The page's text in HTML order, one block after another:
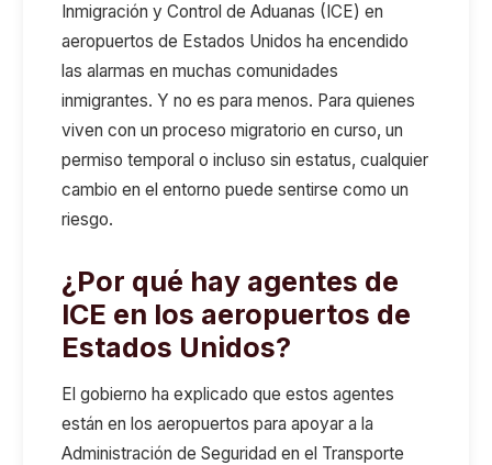
Inmigración y Control de Aduanas (ICE) en
aeropuertos de Estados Unidos ha encendido
las alarmas en muchas comunidades
inmigrantes. Y no es para menos. Para quienes
viven con un proceso migratorio en curso, un
permiso temporal o incluso sin estatus, cualquier
cambio en el entorno puede sentirse como un
riesgo.
¿Por qué hay agentes de
ICE en los aeropuertos de
Estados Unidos?
El gobierno ha explicado que estos agentes
están en los aeropuertos para apoyar a la
Administración de Seguridad en el Transporte